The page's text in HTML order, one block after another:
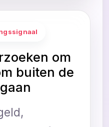
om
buiten de